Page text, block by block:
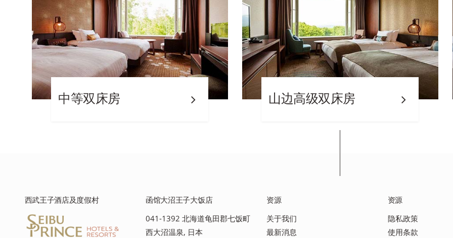
中等双床房 山边高级双床房
西武王子酒店及度假村
函馆大沼王子大饭店
041-1392 北海道龟田郡七饭町
西大沼温泉, 日本
资源
关于我们
最新消息
资源
隐私政策
使用条款